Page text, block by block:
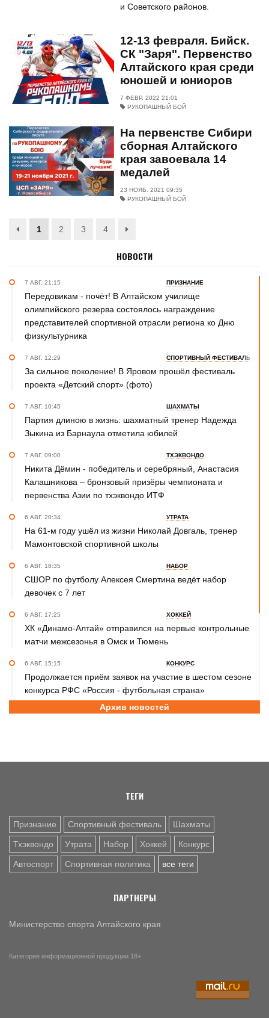
и Советского районов.
12-13 февраля. Бийск.
СК "Заря". Первенство
Алтайского края среди
юношей и юниоров
7 ФЕВР. 2022 21:01
РУКОПАШНЫЙ БОЙ
На первенстве Сибири
сборная Алтайского
края завоевала 14
медалей
23 НОЯБ. 2021 09:35
РУКОПАШНЫЙ БОЙ
1 2 3 4
НОВОСТИ
7 АВГ. 21:15 ПРИЗНАНИЕ
Передовикам - почёт! В Алтайском училище
олимпийского резерва состоялось награждение
представителей спортивной отрасли региона ко Дню
физкультурника
7 АВГ. 12:29 СПОРТИВНЫЙ ФЕСТИВАЛЬ
За сильное поколение! В Яровом прошёл фестиваль
проекта «Детский спорт» (фото)
7 АВГ. 10:45 ШАХМАТЫ
Партия длиною в жизнь: шахматный тренер Надежда
Зыкина из Барнаула отметила юбилей
7 АВГ. 09:00 ТХЭКВОНДО
Никита Дёмин - победитель и серебряный, Анастасия
Калашникова – бронзовый призёры чемпионата и
первенства Азии по тхэквондо ИТФ
6 АВГ. 20:34 УТРАТА
На 61-м году ушёл из жизни Николай Довгаль, тренер
Мамонтовской спортивной школы
6 АВГ. 18:35 НАБОР
СШОР по футболу Алексея Смертина ведёт набор
девочек с 7 лет
6 АВГ. 17:25 ХОККЕЙ
ХК «Динамо-Алтай» отправился на первые контрольные
матчи межсезонья в Омск и Тюмень
6 АВГ. 15:15 КОНКУРС
Продолжается приём заявок на участие в шестом сезоне
конкурса РФС «Россия - футбольная страна»
СПОРТИВНАЯ ПОЛИТИКА
6 АВГ. 12:55 ГРЕБЛЯ НА БАЙДАРКАХ И КАНОЭ
Архив новостей
ТЕГИ
Признание Спортивный фестиваль Шахматы
Тхэквондо Утрата Набор Хоккей Конкурс
Автоспорт Спортивная политика все теги
ПАРТНЕРЫ
Министерство спорта Алтайского края
Категория информационной продукции 18+